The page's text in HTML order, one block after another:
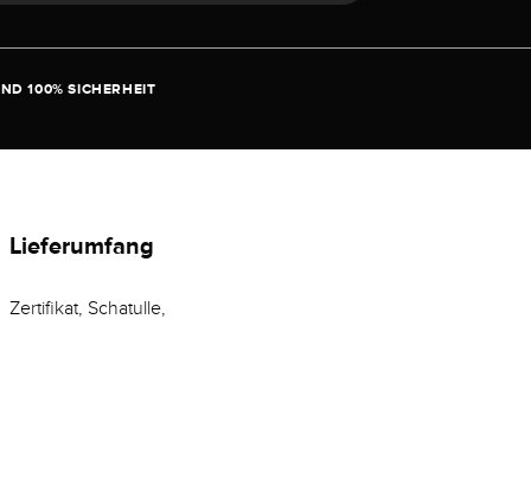
100% SICHERHEIT
Lieferumfang
Zertifikat, Schatulle,